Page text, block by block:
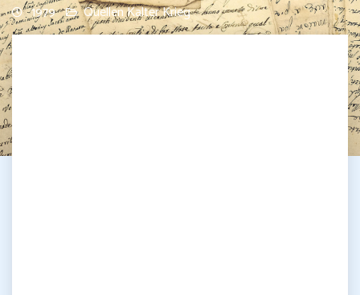
1979 Quellen Kalter Krieg